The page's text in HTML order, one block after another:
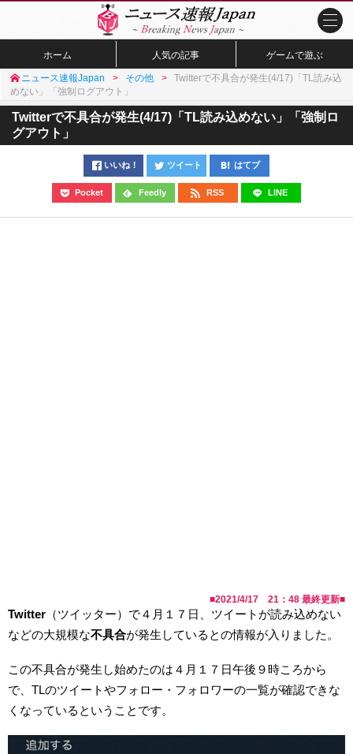
ホーム 人気の記事 ゲームで遊ぶ
ニュース速報Japan その他
Twitterで不具合が発生(4/17)「TL読み込
めない」「強制ログアウト」
Twitterで不具合が発生(4/17)「TL読み込めない」「強制ロ
グアウト」
いいね！ ツイート はてブ
Pocket Feedly RSS LINE
■2021/4/17 21：48 最終更新■
Twitter （ツイッター）で４月１７日、ツイートが読み込めない
などの大規模な不具合が発生しているとの情報が入りました。
この不具合が発生し始めたのは４月１７日午後９時ころから
で、TLのツイートやフォロー・フォロワーの一覧が確認できな
くなっているということです。